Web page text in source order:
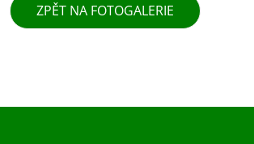
ZPĚT NA FOTOGALERIE